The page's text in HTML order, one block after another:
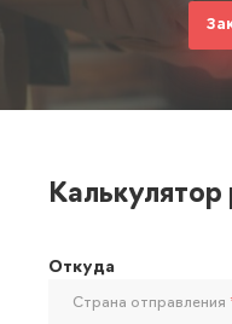
Калькулятор
Откуда
Страна отправления